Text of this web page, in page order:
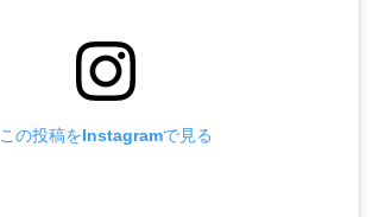
この投稿をInstagramで見る